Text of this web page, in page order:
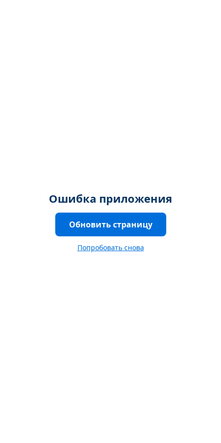
Ошибка приложения
Обновить страницу
Попробовать снова